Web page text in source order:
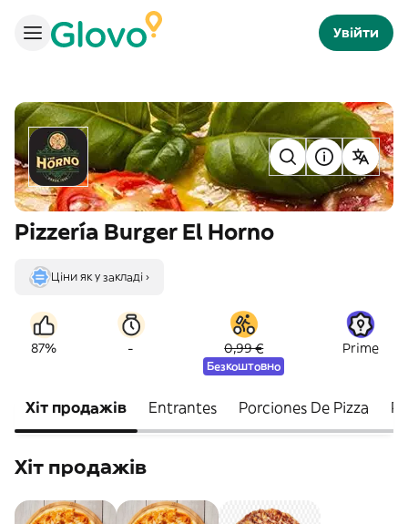
Увійти
Pizzería Burger El Horno
Ціни як у закладі ›
87% - 0,99 €
Безкоштовно
Prime
Хіт продажів Entrantes Porciones De Pizza
Хіт продажів